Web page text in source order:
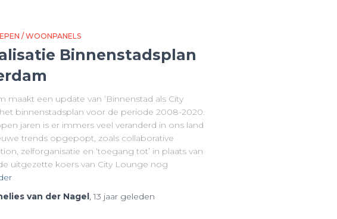
/ WOONPANELS
Binnenstadsplan
maakt een update van ‘Binnenstad als City
het binnenstadsplan voor de periode 2008-2020.
jaren is er immers veel veranderd in ons land
trends opgepopt, zoals collaborative
zelforganisatie en ‘toegang tot’ in plaats van
de uitgezette koers van City Lounge nog
van der Nagel,13 jaar geleden